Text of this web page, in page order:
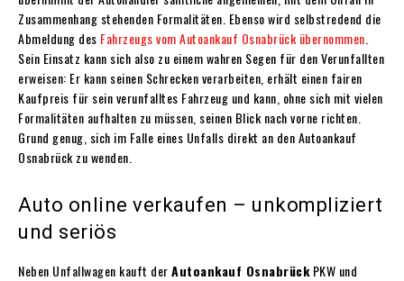
Zusammenhang stehenden Formalitäten. Ebenso wird selbstredend die
Abmeldung des Fahrzeugs vom Autoankauf Osnabrück übernommen
Sein Einsatz kann sich also zu einem wahren Segen für den Verunfallten
erweisen: Er kann seinen Schrecken verarbeiten, erhält einen fairen
Kaufpreis für sein verunfalltes Fahrzeug und kann, ohne sich mit vielen
Formalitäten aufhalten zu müssen, seinen Blick nach vorne richten.
Grund genug, sich im Falle eines Unfalls direkt an den Autoankauf
Osnabrück zu wenden.
Auto online verkaufen – unkompliziert
und seriös
Neben Unfallwagen kauft derAutoankauf OsnabrückPKW und